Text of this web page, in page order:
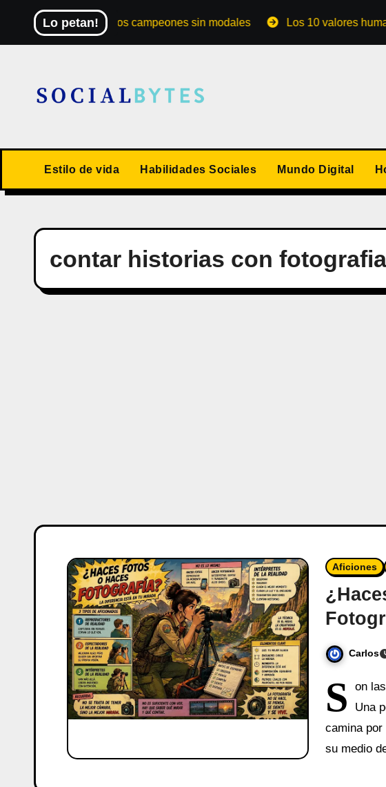
contenido
Lo petan!
El Mundial de los campeones sin modales Los 10 valores humanos
Estilo de vida Habilidades Sociales Mundo Digital
contar historias con fotografia
Aficiones
Carlos
S
on
Una
camina
su medio